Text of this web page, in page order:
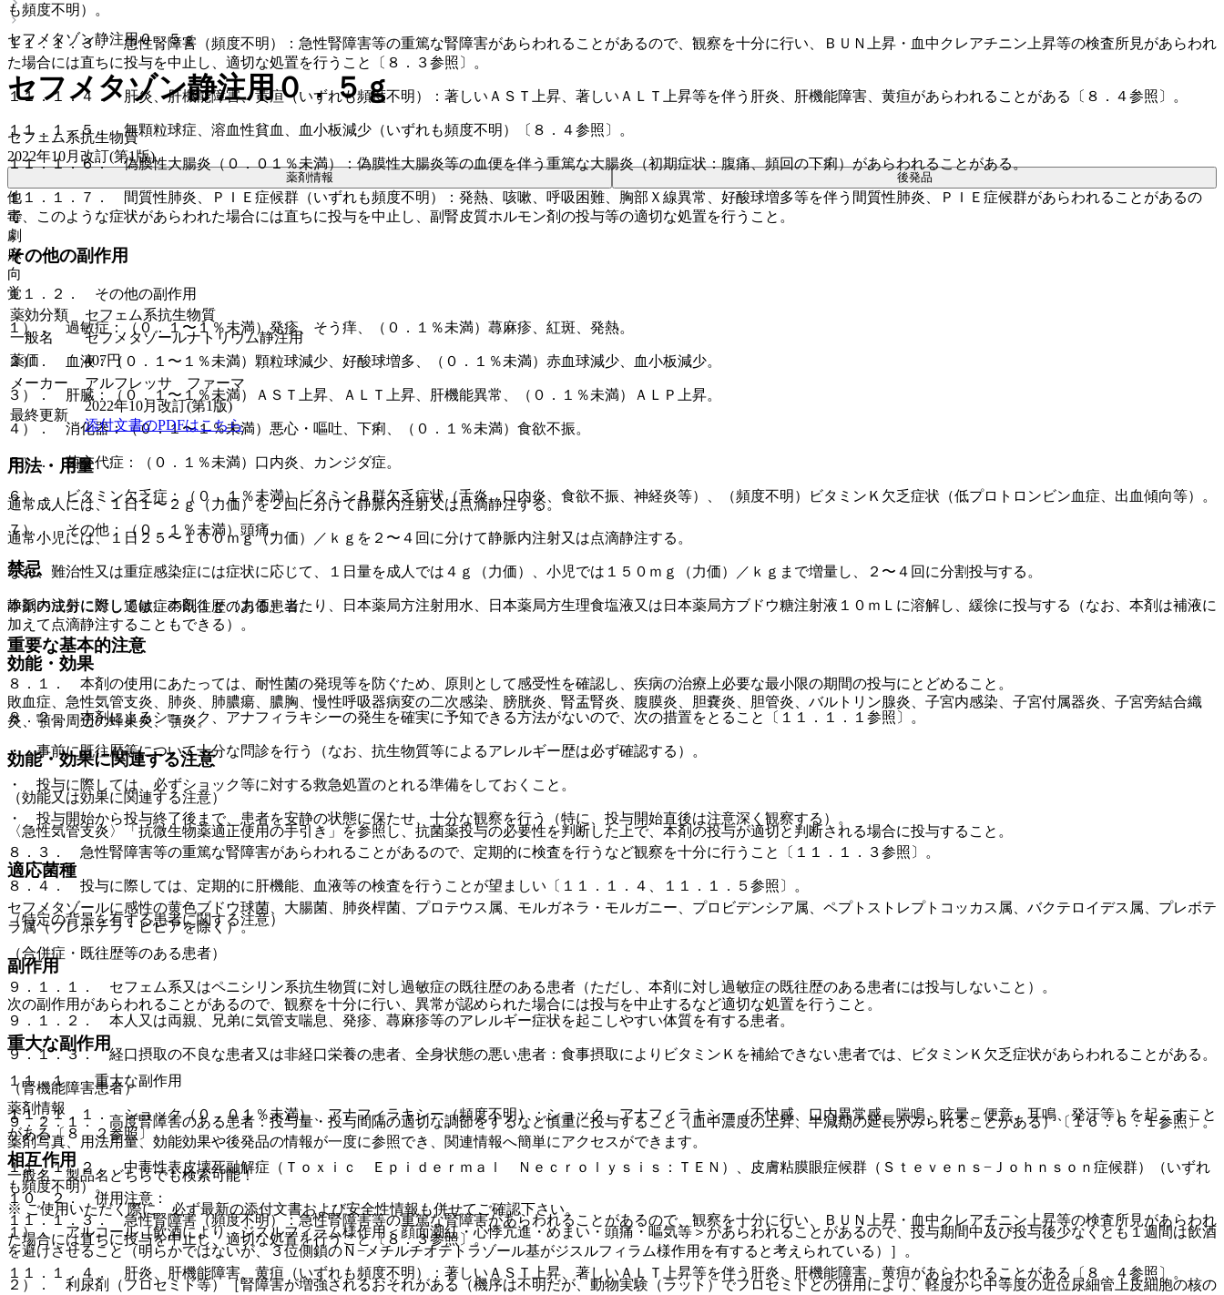
も頻度不明）。
１１．１．３． 急性腎障害（頻度不明）：急性腎障害等の重篤な腎障害があらわれることがあるので、観察を十分に行い、ＢＵＮ上昇・血中クレアチニン上昇等の検査所見があらわれ
た場合には直ちに投与を中止し、適切な処置を行うこと〔８．３参照〕。
１１．１．４． 肝炎、肝機能障害、黄疸（いずれも頻度不明）：著しいＡＳＴ上昇、著しいＡＬＴ上昇等を伴う肝炎、肝機能障害、黄疸があらわれることがある〔８．４参照〕。
１１．１．５． 無顆粒球症、溶血性貧血、血小板減少（いずれも頻度不明）〔８．４参照〕。
１１．１．６． 偽膜性大腸炎（０．０１％未満）：偽膜性大腸炎等の血便を伴う重篤な大腸炎（初期症状：腹痛、頻回の下痢）があらわれることがある。
１１．１．７． 間質性肺炎、ＰＩＥ症候群（いずれも頻度不明）：発熱、咳嗽、呼吸困難、胸部Ｘ線異常、好酸球増多等を伴う間質性肺炎、ＰＩＥ症候群があらわれることがあるの
で、このような症状があらわれた場合には直ちに投与を中止し、副腎皮質ホルモン剤の投与等の適切な処置を行うこと。
その他の副作用
１１．２． その他の副作用
１）． 過敏症：（０．１〜１％未満）発疹、そう痒、（０．１％未満）蕁麻疹、紅斑、発熱。
２）． 血液：（０．１〜１％未満）顆粒球減少、好酸球増多、（０．１％未満）赤血球減少、血小板減少。
３）． 肝臓：（０．１〜１％未満）ＡＳＴ上昇、ＡＬＴ上昇、肝機能異常、（０．１％未満）ＡＬＰ上昇。
４）． 消化器：（０．１〜１％未満）悪心・嘔吐、下痢、（０．１％未満）食欲不振。
５）． 菌交代症：（０．１％未満）口内炎、カンジダ症。
６）． ビタミン欠乏症：（０．１％未満）ビタミンＢ群欠乏症状（舌炎、口内炎、食欲不振、神経炎等）、（頻度不明）ビタミンＫ欠乏症状（低プロトロンビン血症、出血傾向等）。
７）． その他：（０．１％未満）頭痛。
禁忌
本剤の成分に対し過敏症の既往歴のある患者。
重要な基本的注意
８．１． 本剤の使用にあたっては、耐性菌の発現等を防ぐため、原則として感受性を確認し、疾病の治療上必要な最小限の期間の投与にとどめること。
８．２． 本剤によるショック、アナフィラキシーの発生を確実に予知できる方法がないので、次の措置をとること〔１１．１．１参照〕。
・ 事前に既往歴等について十分な問診を行う（なお、抗生物質等によるアレルギー歴は必ず確認する）。
・ 投与に際しては、必ずショック等に対する救急処置のとれる準備をしておくこと。
・ 投与開始から投与終了後まで、患者を安静の状態に保たせ、十分な観察を行う（特に、投与開始直後は注意深く観察する）。
８．３． 急性腎障害等の重篤な腎障害があらわれることがあるので、定期的に検査を行うなど観察を十分に行うこと〔１１．１．３参照〕。
８．４． 投与に際しては、定期的に肝機能、血液等の検査を行うことが望ましい〔１１．１．４、１１．１．５参照〕。
（特定の背景を有する患者に関する注意）
（合併症・既往歴等のある患者）
９．１．１． セフェム系又はペニシリン系抗生物質に対し過敏症の既往歴のある患者（ただし、本剤に対し過敏症の既往歴のある患者には投与しないこと）。
９．１．２． 本人又は両親、兄弟に気管支喘息、発疹、蕁麻疹等のアレルギー症状を起こしやすい体質を有する患者。
９．１．３． 経口摂取の不良な患者又は非経口栄養の患者、全身状態の悪い患者：食事摂取によりビタミンＫを補給できない患者では、ビタミンＫ欠乏症状があらわれることがある。
（腎機能障害患者）
９．２．１． 高度腎障害のある患者：投与量・投与間隔の適切な調節をするなど慎重に投与すること（血中濃度の上昇、半減期の延長がみられることがある）〔１６．６．１参照〕。
相互作用
１０．２． 併用注意：
１）． アルコール［飲酒により、ジスルフィラム様作用＜顔面潮紅・心悸亢進・めまい・頭痛・嘔気等＞があらわれることがあるので、投与期間中及び投与後少なくとも１週間は飲酒
を避けさせること（明らかではないが、３位側鎖のＮ−メチルチオテトラゾール基がジスルフィラム様作用を有すると考えられている）］。
２）． 利尿剤（フロセミド等）［腎障害が増強されるおそれがある（機序は不明だが、動物実験（ラット）でフロセミドとの併用により、軽度から中等度の近位尿細管上皮細胞の核の
セフメタゾン静注用０．５ｇ
セフメタゾン静注用０．５ｇ
セフェム系抗生物質
2022年10月改訂(第1版)
薬剤情報 後発品
他
毒
劇
麻
向
覚
薬効分類
セフェム系抗生物質
一般名
セフメタゾールナトリウム静注用
薬価
407円
メーカー
アルフレッサ ファーマ
最終更新
2022年10月改訂(第1版)
添付文書のPDFはこちら
用法・用量
通常成人には、１日１〜２ｇ（力価）を２回に分けて静脈内注射又は点滴静注する。
通常小児には、１日２５〜１００ｍｇ（力価）／ｋｇを２〜４回に分けて静脈内注射又は点滴静注する。
なお、難治性又は重症感染症には症状に応じて、１日量を成人では４ｇ（力価）、小児では１５０ｍｇ（力価）／ｋｇまで増量し、２〜４回に分割投与する。
静脈内注射に際しては、本剤１ｇ（力価）当たり、日本薬局方注射用水、日本薬局方生理食塩液又は日本薬局方ブドウ糖注射液１０ｍＬに溶解し、緩徐に投与する（なお、本剤は補液に
加えて点滴静注することもできる）。
効能・効果
敗血症、急性気管支炎、肺炎、肺膿瘍、膿胸、慢性呼吸器病変の二次感染、膀胱炎、腎盂腎炎、腹膜炎、胆嚢炎、胆管炎、バルトリン腺炎、子宮内感染、子宮付属器炎、子宮旁結合織
炎、顎骨周辺の蜂巣炎、顎炎。
効能・効果に関連する注意
（効能又は効果に関連する注意）
〈急性気管支炎〉「抗微生物薬適正使用の手引き」を参照し、抗菌薬投与の必要性を判断した上で、本剤の投与が適切と判断される場合に投与すること。
適応菌種
セフメタゾールに感性の黄色ブドウ球菌、大腸菌、肺炎桿菌、プロテウス属、モルガネラ・モルガニー、プロビデンシア属、ペプトストレプトコッカス属、バクテロイデス属、プレボテ
ラ属（プレボテラ・ビビアを除く）。
副作用
次の副作用があらわれることがあるので、観察を十分に行い、異常が認められた場合には投与を中止するなど適切な処置を行うこと。
重大な副作用
１１．１． 重大な副作用
１１．１．１． ショック（０．０１％未満）、アナフィラキシー（頻度不明）：ショック、アナフィラキシー（不快感、口内異常感、喘鳴、眩暈、便意、耳鳴、発汗等）を起こすこと
がある〔８．２参照〕。
１１．１．２． 中毒性表皮壊死融解症（Ｔｏｘｉｃ Ｅｐｉｄｅｒｍａｌ Ｎｅｃｒｏｌｙｓｉｓ：ＴＥＮ）、皮膚粘膜眼症候群（Ｓｔｅｖｅｎｓ−Ｊｏｈｎｓｏｎ症候群）（いずれ
も頻度不明）。
１１．１．３． 急性腎障害（頻度不明）：急性腎障害等の重篤な腎障害があらわれることがあるので、観察を十分に行い、ＢＵＮ上昇・血中クレアチニン上昇等の検査所見があらわれ
た場合には直ちに投与を中止し、適切な処置を行うこと〔８．３参照〕。
１１．１．４． 肝炎、肝機能障害、黄疸（いずれも頻度不明）：著しいＡＳＴ上昇、著しいＡＬＴ上昇等を伴う肝炎、肝機能障害、黄疸があらわれることがある〔８．４参照〕。
薬剤情報
薬剤写真、用法用量、効能効果や後発品の情報が一度に参照でき、関連情報へ簡単にアクセスができます。
一般名、製品名どちらでも検索可能！
※ ご使用いただく際に、必ず最新の添付文書および安全性情報も併せてご確認下さい。